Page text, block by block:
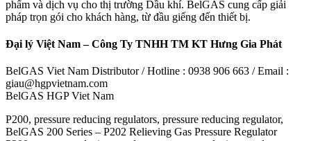
phẩm và dịch vụ cho thị trường Dầu khí. BelGAS cung cấp giải
pháp trọn gói cho khách hàng, từ đầu giếng đến thiết bị.
Đại lý Việt Nam – Công Ty TNHH TM KT Hưng Gia Phát
BelGAS Viet Nam Distributor / Hotline : 0938 906 663 / Email :
giau@hgpvietnam.com
BelGAS HGP Viet Nam
P200, pressure reducing regulators, pressure reducing regulator,
BelGAS 200 Series – P202 Relieving Gas Pressure Regulator